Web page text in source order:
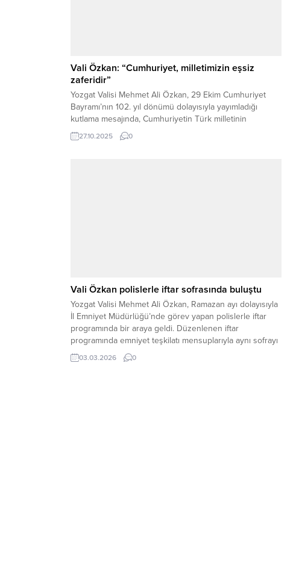
Vali Özkan: “Cumhuriyet, milletimizin eşsiz
zaferidir”
Yozgat Valisi Mehmet Ali Özkan, 29 Ekim Cumhuriyet
Bayramı’nın 102. yıl dönümü dolayısıyla yayımladığı
kutlama mesajında, Cumhuriyetin Türk milletinin
bağımsızlık iradesinin sembolü olduğunu belirtti. Vali
Özkan, mesajında şu ifadelere yer verdi: “Türk Milletinin,
27.10.2025 0
Vali Özkan polislerle iftar sofrasında buluştu
Yozgat Valisi Mehmet Ali Özkan, Ramazan ayı dolayısıyla
İl Emniyet Müdürlüğü’nde görev yapan polislerle iftar
programında bir araya geldi. Düzenlenen iftar
programında emniyet teşkilatı mensuplarıyla aynı sofrayı
paylaşan Vali Özkan, vatandaşların huzur ve güvenliği
için gece gündüz demeden görev yapan polislerin
03.03.2026 0